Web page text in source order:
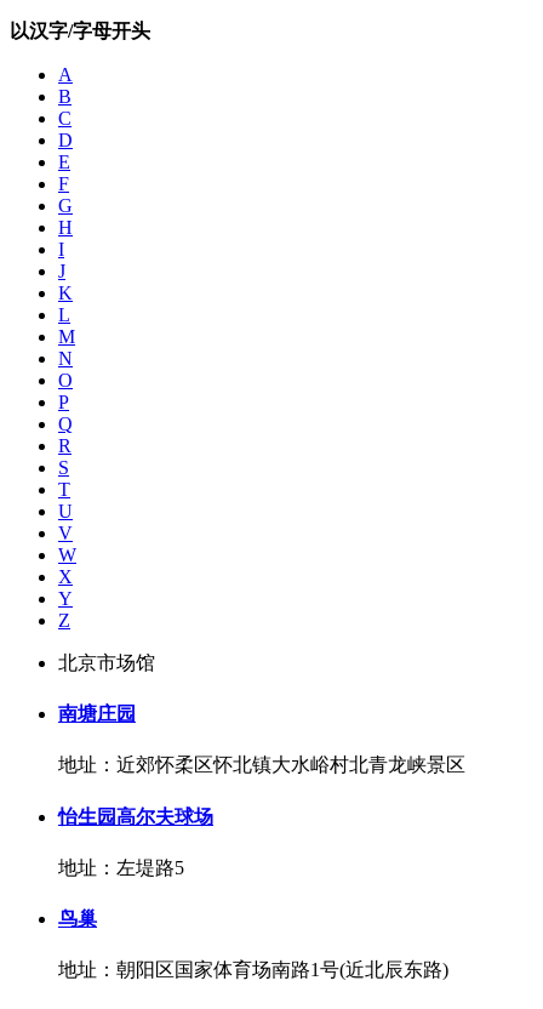
以汉字/字母开头
A
B
C
D
E
F
G
H
I
J
K
L
M
N
O
P
Q
R
S
T
U
V
W
X
Y
Z
北京市场馆
南塘庄园
地址：近郊怀柔区怀北镇大水峪村北青龙峡景区
怡生园高尔夫球场
地址：左堤路5
鸟巢
地址：朝阳区国家体育场南路1号(近北辰东路)